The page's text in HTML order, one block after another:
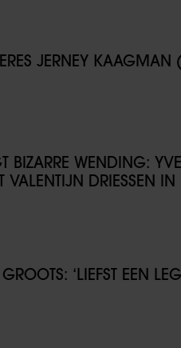
JERNEY
BIZARRE WENDING:
VALENTIJN DRIESSEN IN
‘LIEFST EEN